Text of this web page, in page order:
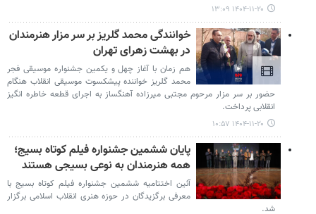
۱۴۰۴-۱۱-۲۰ ۱۳:۰۹
خوانندگی محمد گلریز بر سر مزار هنرمندان
در بهشت زهرای تهران
هم زمان با آغاز چهل و یکمین جشنواره موسیقی فجر
محمد گلریز خواننده پیشکسوت موسیقی انقلاب هنگام
حضور بر سر مزار مرحوم مجتبی میرزاده آهنگساز به اجرای قطعه خاطره انگیز
انقلابی پرداخت.
۱۴۰۴-۱۱-۲۰ ۱۰:۵۷
پایان ششمین جشنواره فیلم کوتاه بسیج؛
همه هنرمندان به نوعی بسیجی هستند
آئین اختتامیه ششمین جشنواره فیلم کوتاه بسیج با
معرفی برگزیدگان در حوزه هنری انقلاب اسلامی برگزار
شد.